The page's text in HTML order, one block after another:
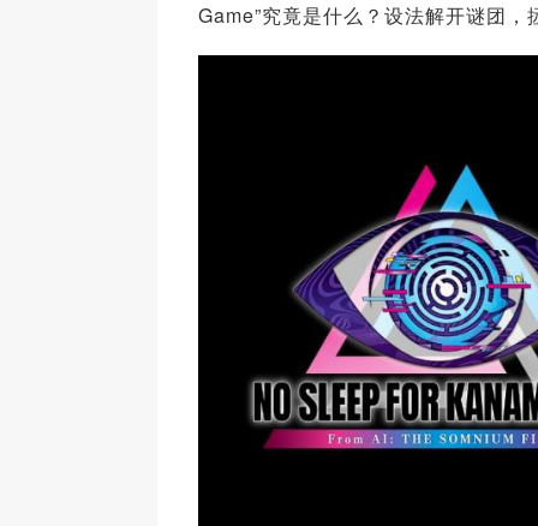
Game”究竟是什么？设法解开谜团，